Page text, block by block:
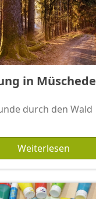
in Müschede
durch den Wald
Weiterlesen